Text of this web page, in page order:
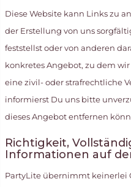
Diese Website kann Links zu
der Erstellung von uns
feststellst oder von anderen
konkretes Angebot, zu dem
eine zivil- oder strafrechtliche
informierst Du uns bitte
dieses Angebot entfernen
Richtigkeit,
Informationen auf
PartyLite übernimmt keinerlei